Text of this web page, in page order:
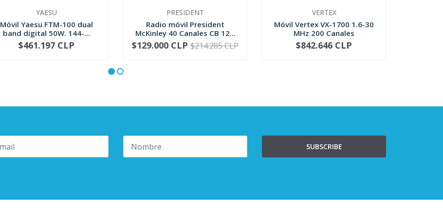
YAESU
Móvil Yaesu FTM-100 dual
band digital 50W. 144-...
+
$461.197 CLP
PRESIDENT
Radio móvil President
McKinley 40 Canales CB 12...
+
-
$129.000 CLP $214.285 CLP
VERTEX
Móvil Vertex VX-1700 1.6-30
MHz 200 Canales
NO DISPONIBLE
$842.646 CLP
SUBSCRIBE